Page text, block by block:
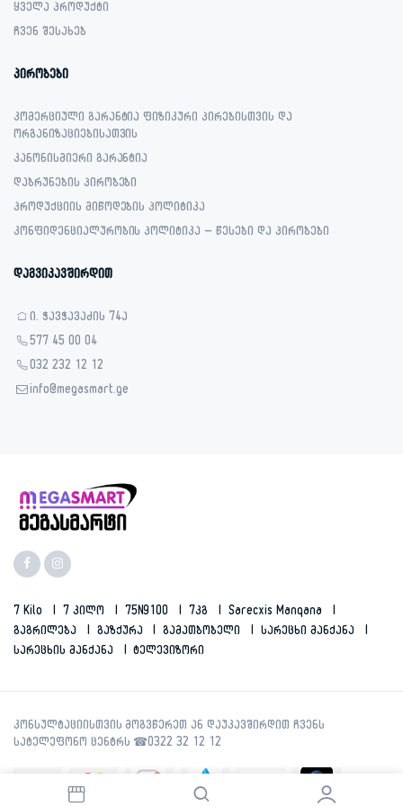
ყველა პროდუქტი
ჩვენ შესახებ
პირობები
კომერციული გარანტია ფიზიკური პირებისთვის და
ორგანიზაციებისათვის
კანონისმიერი გარანტია
დაბრუნების პირობები
პროდუქციის მიწოდების პოლიტიკა
კონფიდენციალურობის პოლიტიკა – წესები და პირობები
დაგვიკავშირდით
ი. ჭავჭავაძის 74ა
577 45 00 04
032 232 12 12
info@megasmart.ge
7 Kilo 7 Კილო 75N9100 7კგ
Sarecxis Manqana
Გაგრილება
Გაზქურა Გამათბობელი
Სარეცხი Მანქანა
Სარეცხის Მანქანა
Ტელევიზორი